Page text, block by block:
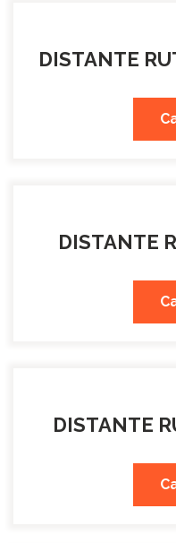
DISTANTE
DISTANTE
DISTANTE